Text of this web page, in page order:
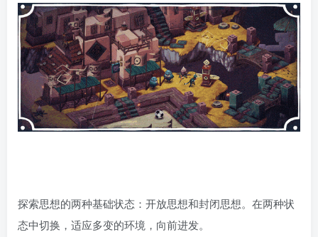
探索思想的两种基础状态：开放思想和封闭思想。在两种状
态中切换，适应多变的环境，向前进发。